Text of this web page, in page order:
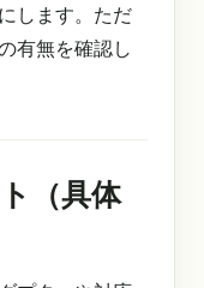
します。ただ
有無を確認し
（具体